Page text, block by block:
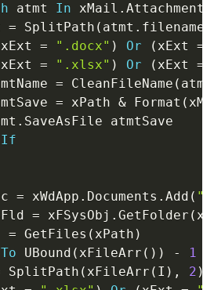
atmt In xMail . Attachments
= SplitPath ( atmt . filename
xExt = ".docx" ) Or ( xExt =
xExt = ".xlsx" ) Or ( xExt =
= CleanFileName ( atmt
= xPath & Format (
. SaveAsFile atmtSave
If
= xWdApp . Documents . Add (
= xFSysObj . GetFolder (
= GetFiles ( xPath )
To UBound ( xFileArr ( ) ) -
1
SplitPath ( xFileArr ( I ) , 2 )